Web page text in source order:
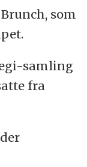
som
samling
fra